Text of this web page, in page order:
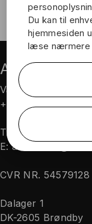
Du kan til
hjemmesiden
læse nærmere
AVN Teknik
Vagttelefon:
+45 70 24 45 18
T:
+45 70 20 04 11
E:
CVR NR. 54579128
Dalager 1
DK-2605 Brøndby